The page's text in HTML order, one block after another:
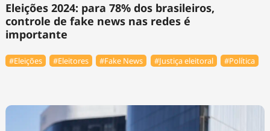
Eleições 2024: para 78% dos brasileiros,
controle de fake news nas redes é
importante
#Eleições #Eleitores #Fake News #Justiça eleitoral #Política